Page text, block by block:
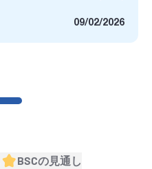
09/02/2026
BSCの見通し